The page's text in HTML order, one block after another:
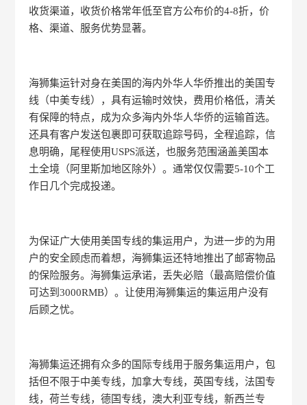
收货渠道，收货价格常年低至官方公布价的4-8折，价
格、渠道、服务优势显著。
海狮集运针对身在美国的海内外华人华侨推出的美国专
线（中美专线），具有运输时效快，费用价格低，清关
有保障的特点，成为众多海内外华人华侨的运输首选。
还具有客户发送包裹即可获取追踪号码，全程追踪，信
息明确，尾程使用USPS派送，也服务范围涵盖美国本
土全境（阿里斯加地区除外）。通常仅仅需要5-10个工
作日几个完成投递。
为保证广大使用美国专线的集运用户，为进一步的为用
户的安全顾虑而着想，海狮集运还特地推出了邮寄物品
的保险服务。海狮集运承诺，丢失必赔（最高赔偿价值
可达到3000RMB）。让使用海狮集运的集运用户没有
后顾之忧。
海狮集运还拥有众多的国际专线用于服务集运用户，包
括但不限于中美专线，加拿大专线，英国专线，法国专
线，荷兰专线，德国专线，澳大利亚专线，新西兰专